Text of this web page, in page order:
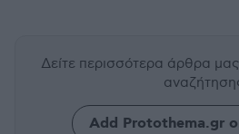
Δείτε περισσότερα άρθρα μας
Add Protothema.gr